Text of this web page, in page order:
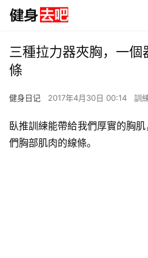
三種拉力器夾胸，一
條
健身日记 2017年4月30日 00:14 訓
臥推訓練能帶給我們厚實的胸
們胸部肌肉的線條。